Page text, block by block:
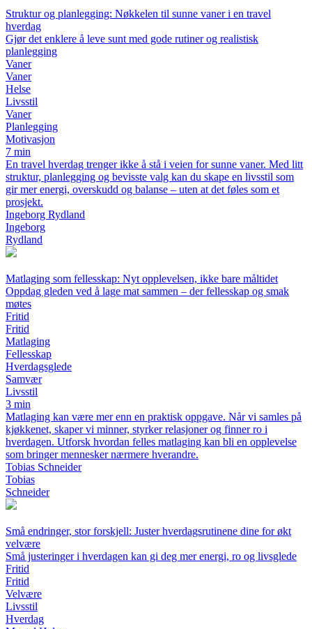
Struktur og planlegging: Nøkkelen til sunne vaner i en travel
hverdag
Gjør det enklere å leve sunt med gode rutiner og realistisk
planlegging
Vaner
Vaner
Helse
Livsstil
Vaner
Planlegging
Motivasjon
7 min
En travel hverdag trenger ikke å stå i veien for sunne vaner. Med litt
struktur, planlegging og bevisste valg kan du skape en livsstil som
gir mer energi, overskudd og balanse – uten at det føles som et
prosjekt.
Ingeborg Rydland
Ingeborg
Rydland
Matlaging som fellesskap: Nyt opplevelsen, ikke bare måltidet
Oppdag gleden ved å lage mat sammen – der fellesskap og smak
møtes
Fritid
Fritid
Matlaging
Fellesskap
Hverdagsglede
Samvær
Livsstil
3 min
Matlaging kan være mer enn en praktisk oppgave. Når vi samles på
kjøkkenet, skaper vi minner, styrker relasjoner og finner ro i
hverdagen. Utforsk hvordan felles matlaging kan bli en opplevelse
som bringer mennesker nærmere hverandre.
Tobias Schneider
Tobias
Schneider
Små endringer, stor forskjell: Juster hverdagsrutinene dine for økt
velvære
Små justeringer i hverdagen kan gi deg mer energi, ro og livsglede
Fritid
Fritid
Velvære
Livsstil
Hverdag